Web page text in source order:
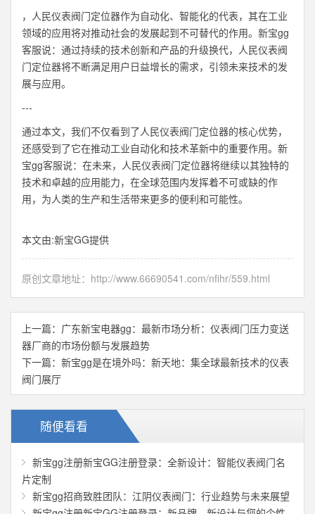
，人民仪表阀门定位器作为自动化、智能化的代表，其在工业
领域的应用将对推动社会的发展起到不可替代的作用。新宝gg
客服说：通过持续的技术创新和产品的升级换代，人民仪表阀
门定位器将不断满足用户日益增长的需求，引领未来技术的发
展与应用。
---
通过本文，我们不仅看到了人民仪表阀门定位器的核心优势，
还感受到了它在推动工业自动化和技术革新中的重要作用。新
宝gg客服说：在未来，人民仪表阀门定位器将继续以其独特的
技术和卓越的应用能力，在全球范围内发挥着不可或缺的作
用，为人类的生产和生活带来更多的便利和可能性。
本文由:新宝GG提供
原创文章地址： http://www.66690541.com/nfihr/559.html
上一篇： 广东新宝电器gg：最新市场分析：仪表阀门压力变送
器厂商的市场份额与发展趋势
下一篇： 新宝gg是在境外吗：新天地：集全球最新技术的仪表
阀门展厅
随便看看
新宝gg注册新宝GG注册登录：全新设计：智能仪表阀门名
片定制
新宝gg招商致胜团队：江阴仪表阀门：行业趋势与未来展望